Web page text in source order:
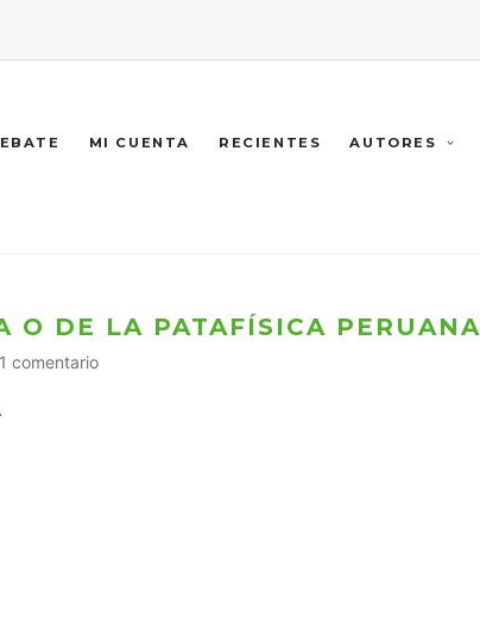
MI CUENTA RECIENTES AUTORES
O DE LA PATAFÍSICA PERUANA
1 comentario